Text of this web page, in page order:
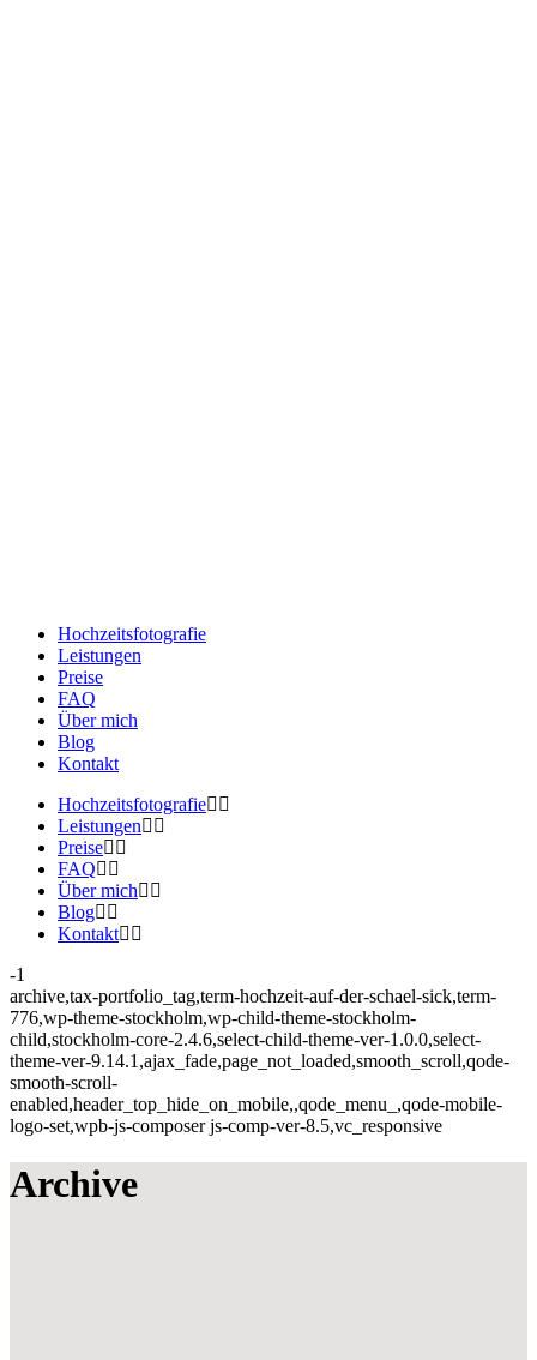
Hochzeitsfotografie
Leistungen
Preise
FAQ
Über mich
Blog
Kontakt
Hochzeitsfotografie
Leistungen
Preise
FAQ
Über mich
Blog
Kontakt
-1
archive,tax-portfolio_tag,term-hochzeit-auf-der-schael-sick,term-
776,wp-theme-stockholm,wp-child-theme-stockholm-
child,stockholm-core-2.4.6,select-child-theme-ver-1.0.0,select-
theme-ver-9.14.1,ajax_fade,page_not_loaded,smooth_scroll,qode-
smooth-scroll-
enabled,header_top_hide_on_mobile,,qode_menu_,qode-mobile-
logo-set,wpb-js-composer js-comp-ver-8.5,vc_responsive
Archive